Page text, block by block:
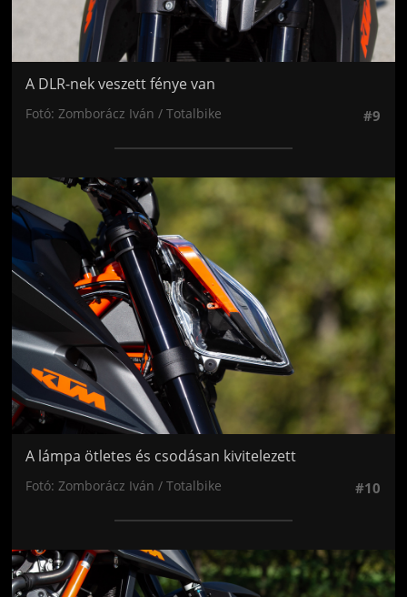
A DLR-nek veszett fénye van
Fotó: Zomborácz Iván / Totalbike #9
Jön még kép!
A lámpa ötletes és csodásan kivitelezett
Fotó: Zomborácz Iván / Totalbike #10
Jön még kép!